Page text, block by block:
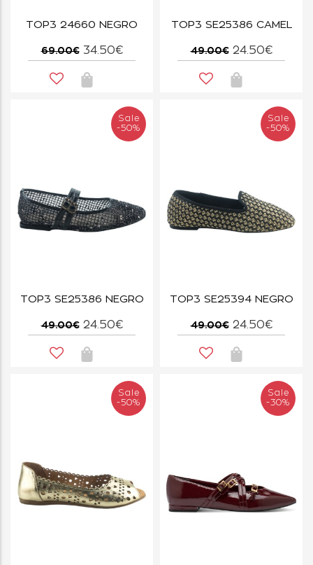
TOP3 24660 NEGRO
69.00€ 34.50€
TOP3 SE25386 CAMEL
49.00€ 24.50€
Sale
-50%
TOP3 SE25386 NEGRO
49.00€ 24.50€
Sale
-50%
TOP3 SE25394 NEGRO
49.00€ 24.50€
Sale
-50%
Sale
-30%